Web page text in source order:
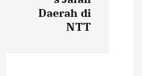
Daerah di
NTT